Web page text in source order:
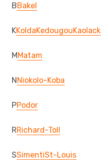
BBakel
KKoldaKedougouKaolack
MMatam
NNiokolo-Koba
PPodor
RRichard-Toll
SSimentiSt-Louis